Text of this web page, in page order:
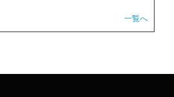
一覧へ